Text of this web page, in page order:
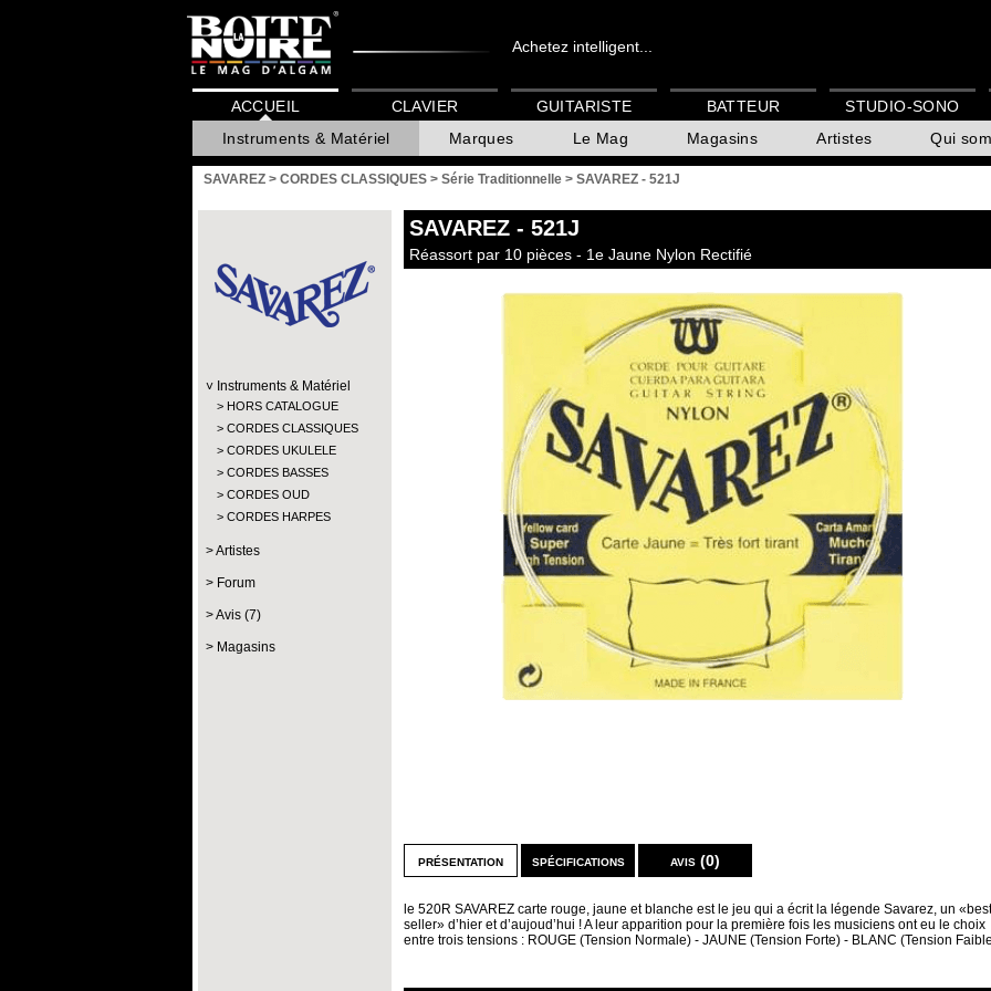
Achetez intelligent...
ACCUEIL
Instruments & Matériel
Marques Le Mag Magasins Artistes Qui
CLAVIER GUITARISTE BATTEUR STUDIO-SONO
SAVAREZ > CORDES CLASSIQUES > Série Traditionnelle > SAVAREZ - 521J
Instruments & Matériel
HORS CATALOGUE
CORDES CLASSIQUES
CORDES UKULELE
CORDES BASSES
CORDES OUD
CORDES HARPES
Artistes
Forum
Avis (7)
Magasins
SAVAREZ - 521J
Réassort par 10 pièces - 1e Jaune Nylon Rectifié
présentation
le 520R SAVAREZ carte rouge, jaune et blanche est le jeu qui a écrit la légende Savarez, un «best
seller» d’hier et d’aujoud’hui ! A leur apparition pour la première fois les musiciens ont eu le choix
entre trois tensions : ROUGE (Tension Normale) - JAUNE (Tension Forte) - BLANC (Tension
spécifications avis (0)